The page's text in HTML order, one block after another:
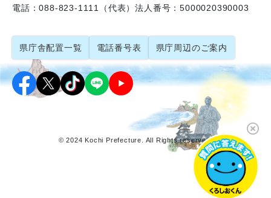
電話：088-823-1111（代表）法人番号：5000020390003
県庁舎配置一覧 電話番号表 県庁周辺のご案内
© 2024 Kochi Prefecture. All Rights reserved.